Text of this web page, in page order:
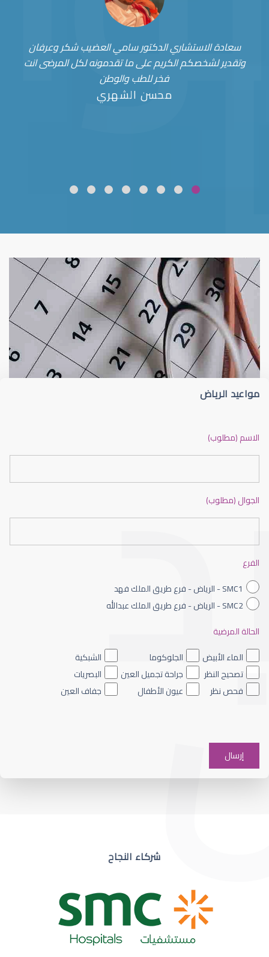
سعادة الاستشاري الدكتور سامي العضيب شكر وعرفان
وتقدير لشخصكم الكريم على ما تقدمونه لكل المرضى انت
فخر للطب والوطن
محسن الشهري
قلوبال لرعاية العين ضعف نظر
ضعف نظر الاطفال
ضعف نظر العين اليسرى
ضعف نظر مفاجئ
مواعيد الرياض
الاسم (مطلوب)
الجوال (مطلوب)
الفرع
SMC1 - الرياض - فرع طريق الملك فهد
SMC2 - الرياض - فرع طريق الملك عبدالله
الحالة المرضية
الماء الأبيض
الجلوكوما
الشبكية
تصحيح النظر
جراحة تجميل العين
البصريات
فحص نظر
عيون الأطفال جفاف العين
شركاء النجاح